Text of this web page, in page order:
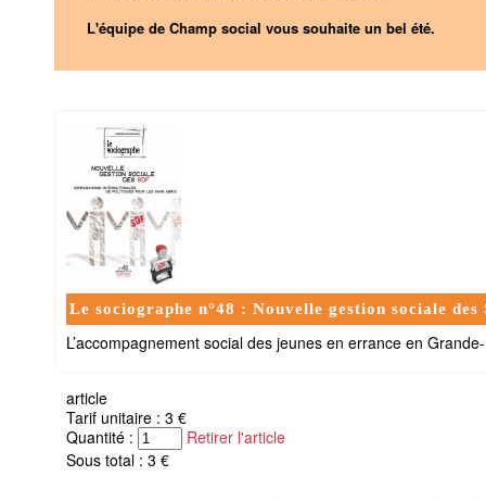
L'équipe de Champ social vous souhaite un bel été.
Le sociographe n°48 : Nouvelle gestion sociale des
L’accompagnement social des jeunes en errance en
article
Tarif unitaire : 3 €
Quantité :
Retirer l'article
Sous total : 3 €